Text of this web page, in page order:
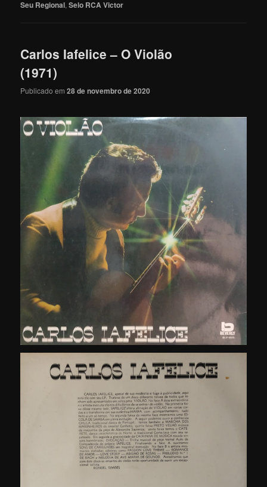
Seu Regional,Selo RCA Victor
Carlos Iafelice – O Violão
(1971)
Publicado em28 de novembro de 2020